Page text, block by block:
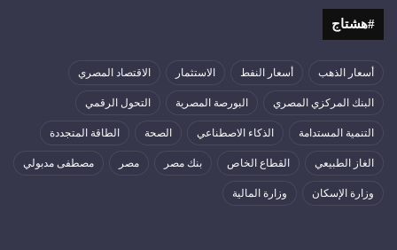
#هشتاج
أسعار الذهب أسعار النفط الاستثمار الاقتصاد المصري
البنك المركزي المصري البورصة المصرية التحول الرقمي
التنمية المستدامة الذكاء الاصطناعي الصحة الطاقة المتجددة
الغاز الطبيعي القطاع الخاص بنك مصر مصر مصطفى مدبولي
وزارة الإسكان وزارة المالية